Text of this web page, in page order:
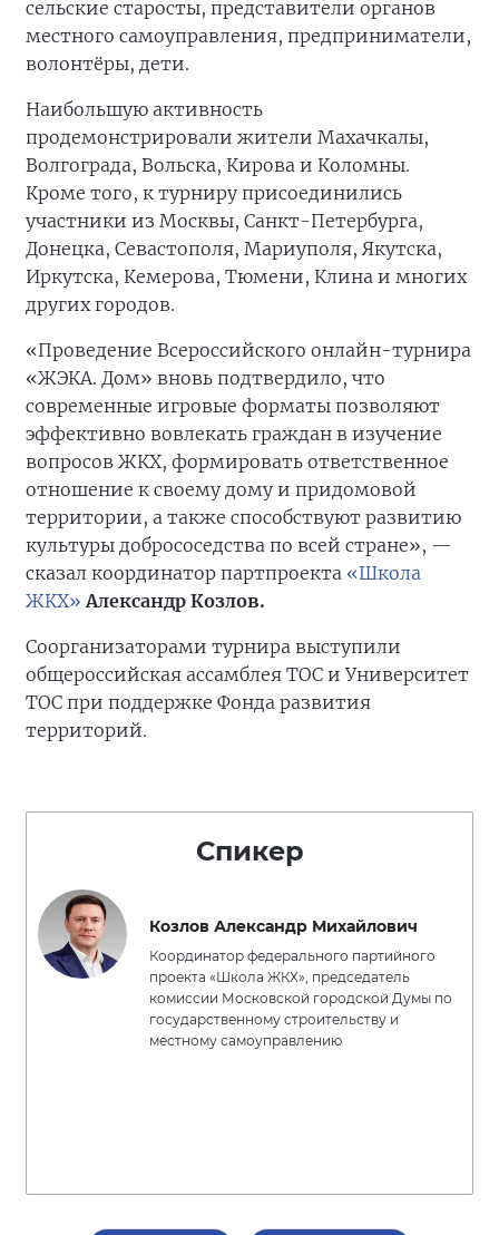
сельские старосты, представители органов
местного самоуправления, предприниматели,
волонтёры, дети.
Наибольшую активность
продемонстрировали жители Махачкалы,
Волгограда, Вольска, Кирова и Коломны.
Кроме того, к турниру присоединились
участники из Москвы, Санкт-Петербурга,
Донецка, Севастополя, Мариуполя, Якутска,
Иркутска, Кемерова, Тюмени, Клина и многих
других городов.
«Проведение Всероссийского онлайн-турнира
«ЖЭКА. Дом» вновь подтвердило, что
современные игровые форматы позволяют
эффективно вовлекать граждан в изучение
вопросов ЖКХ, формировать ответственное
отношение к своему дому и придомовой
территории, а также способствуют развитию
культуры добрососедства по всей стране», —
сказал координатор партпроекта «Школа
ЖКХ» Александр Козлов.
Соорганизаторами турнира выступили
общероссийская ассамблея ТОС и Университет
ТОС при поддержке Фонда развития
территорий.
Спикер
Козлов Александр Михайлович
Координатор федерального партийного
проекта «Школа ЖКХ», председатель
комиссии Московской городской Думы по
государственному строительству и
местному самоуправлению